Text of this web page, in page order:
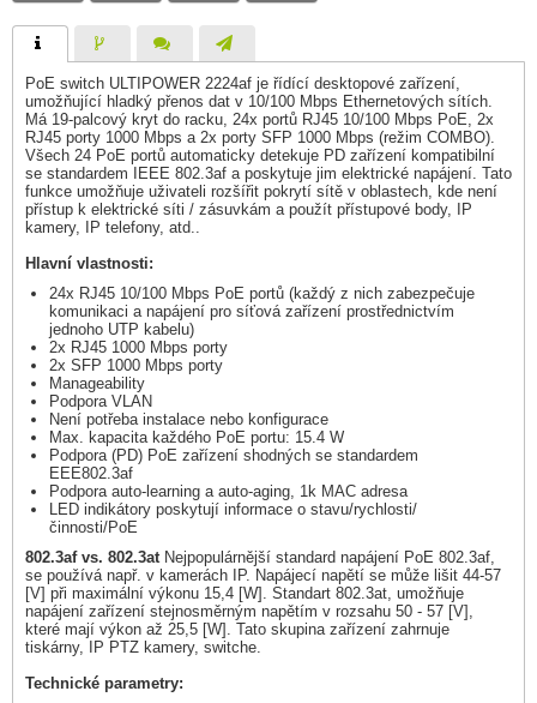
PoE switch ULTIPOWER 2224af je řídící desktopové zařízení,
umožňující hladký přenos dat v 10/100 Mbps Ethernetových sítích.
Má 19-palcový kryt do racku, 24x portů RJ45 10/100 Mbps PoE, 2x
RJ45 porty 1000 Mbps a 2x porty SFP 1000 Mbps (režim COMBO).
Všech 24 PoE portů automaticky detekuje PD zařízení kompatibilní
se standardem IEEE 802.3af a poskytuje jim elektrické napájení. Tato
funkce umožňuje uživateli rozšířit pokrytí sítě v oblastech, kde není
přístup k elektrické síti / zásuvkám a použít přístupové body, IP
kamery, IP telefony, atd..
Hlavní vlastnosti:
24x RJ45 10/100 Mbps PoE portů (každý z nich zabezpečuje
komunikaci a napájení pro síťová zařízení prostřednictvím
jednoho UTP kabelu)
2x RJ45 1000 Mbps porty
2x SFP 1000 Mbps porty
Manageability
Podpora VLAN
Není potřeba instalace nebo konfigurace
Max. kapacita každého PoE portu: 15.4 W
Podpora (PD) PoE zařízení shodných se standardem
EEE802.3af
Podpora auto-learning a auto-aging, 1k MAC adresa
LED indikátory poskytují informace o stavu/rychlosti/
činnosti/PoE
802.3af vs. 802.3atNejpopulárnější standard napájení PoE 802.3af,
se používá např. v kamerách IP. Napájecí napětí se může lišit 44-57
[V] při maximální výkonu 15,4 [W]. Standart 802.3at, umožňuje
napájení zařízení stejnosměrným napětím v rozsahu 50 - 57 [V],
které mají výkon až 25,5 [W]. Tato skupina zařízení zahrnuje
tiskárny, IP PTZ kamery, switche.
Technické parametry: